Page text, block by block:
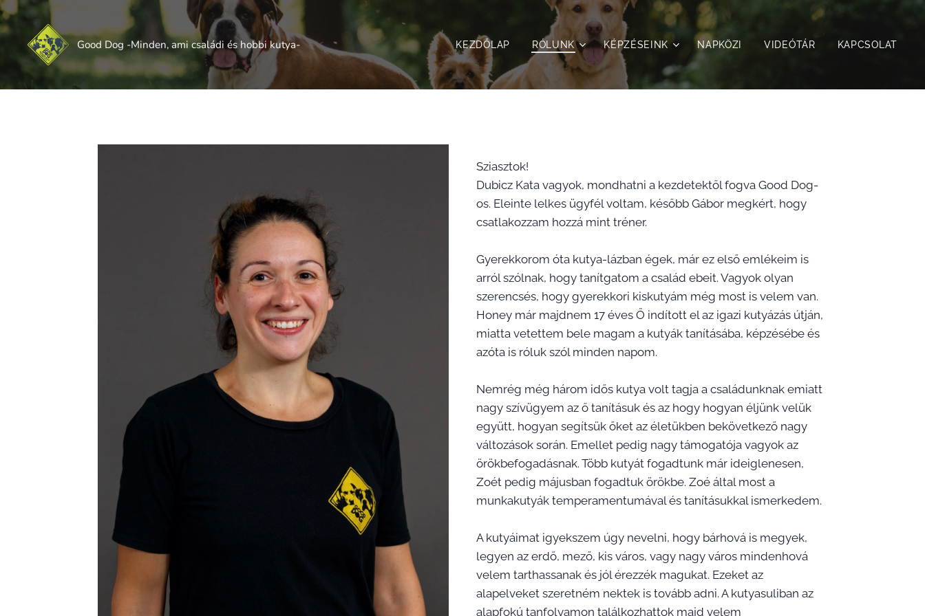
Good Dog -Minden, ami családi és hobbi kutya- KEZDŐLAP RÓLUNK KÉPZÉSEINK NAPKÖZI VIDEÓTÁR KAPCSOLAT
Sziasztok!
Dubicz Kata vagyok, mondhatni a kezdetektől fogva Good Dog-
os. Eleinte lelkes ügyfél voltam, később Gábor megkért, hogy
csatlakozzam hozzá mint tréner.
Gyerekkorom óta kutya-lázban égek, már ez első emlékeim is
arról szólnak, hogy tanítgatom a család ebeit. Vagyok olyan
szerencsés, hogy gyerekkori kiskutyám még most is velem van.
Honey már majdnem 17 éves Ő indított el az igazi kutyázás útján,
miatta vetettem bele magam a kutyák tanításába, képzésébe és
azóta is róluk szól minden napom.
Nemrég még három idős kutya volt tagja a családunknak emiatt
nagy szívügyem az ő tanításuk és az hogy hogyan éljünk velük
együtt, hogyan segítsük őket az életükben bekövetkező nagy
változások során. Emellet pedig nagy támogatója vagyok az
örökbefogadásnak. Több kutyát fogadtunk már ideiglenesen,
Zoét pedig májusban fogadtuk örökbe. Zoé által most a
munkakutyák temperamentumával és tanításukkal ismerkedem.
A kutyáimat igyekszem úgy nevelni, hogy bárhová is megyek,
legyen az erdő, mező, kis város, vagy nagy város mindenhová
velem tarthassanak és jól érezzék magukat. Ezeket az
alapelveket szeretném nektek is tovább adni. A kutyasuliban az
alapfokú tanfolyamon találkozhattok majd velem